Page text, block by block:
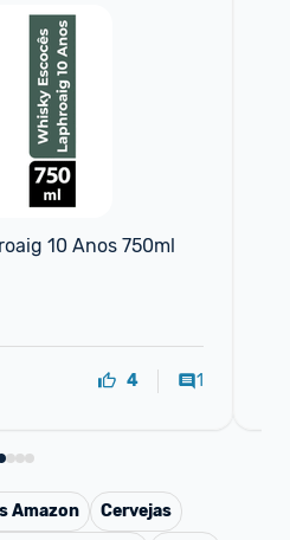
10 Anos 750ml
4 1
Amazon
Cervejas